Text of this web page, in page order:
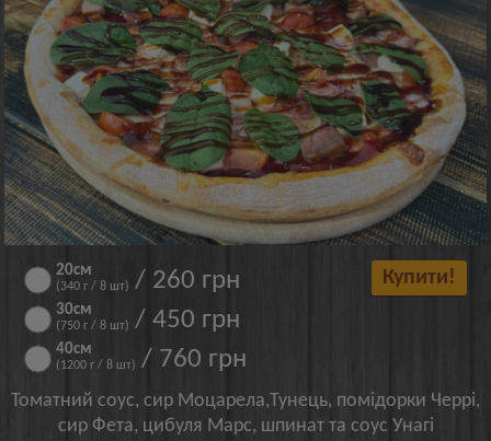
20см
(340 г / 8 шт) / 260 грн
30см
(750 г / 8 шт) / 450 грн
40см
(1200 г / 8 шт) / 760 грн
Купити!
Томатний соус, сир Моцарела,Тунець, помідорки Черрі,
сир Фета, цибуля Марс, шпинат та соус Унагі